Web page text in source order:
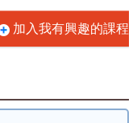
加入我有興趣的課程